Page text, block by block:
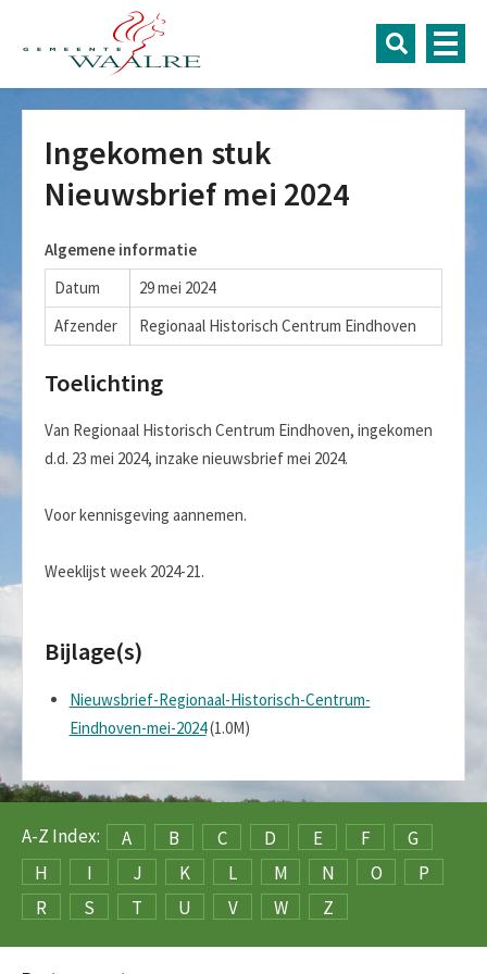
Ingekomen stuk
Nieuwsbrief mei 2024
Algemene informatie
Datum
29 mei 2024
Afzender
Regionaal Historisch Centrum Eindhoven
Toelichting
Van Regionaal Historisch Centrum Eindhoven, ingekomen
d.d. 23 mei 2024, inzake nieuwsbrief mei 2024.
Voor kennisgeving aannemen.
Weeklijst week 2024-21.
Bijlage(s)
Nieuwsbrief-Regionaal-Historisch-Centrum-
Eindhoven-mei-2024(1.0M)
A-Z Index: A B C D E F
G
H
I J K L M N O
P
R
S T U V W Z